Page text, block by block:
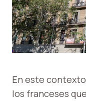
En este
los franceses